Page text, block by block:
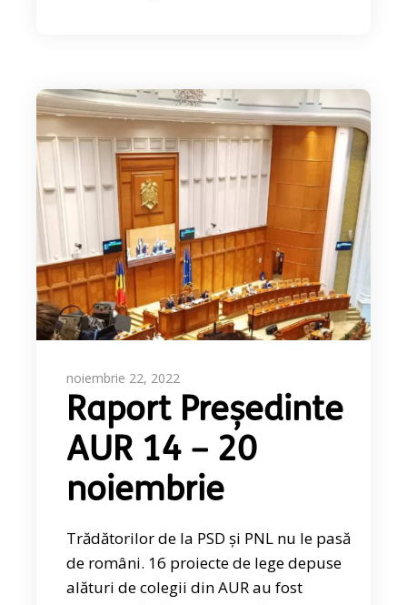
noiembrie 22, 2022
Raport Președinte
AUR 14 – 20
noiembrie
Trădătorilor de la PSD și PNL nu le pasă
de români. 16 proiecte de lege depuse
alături de colegii din AUR au fost